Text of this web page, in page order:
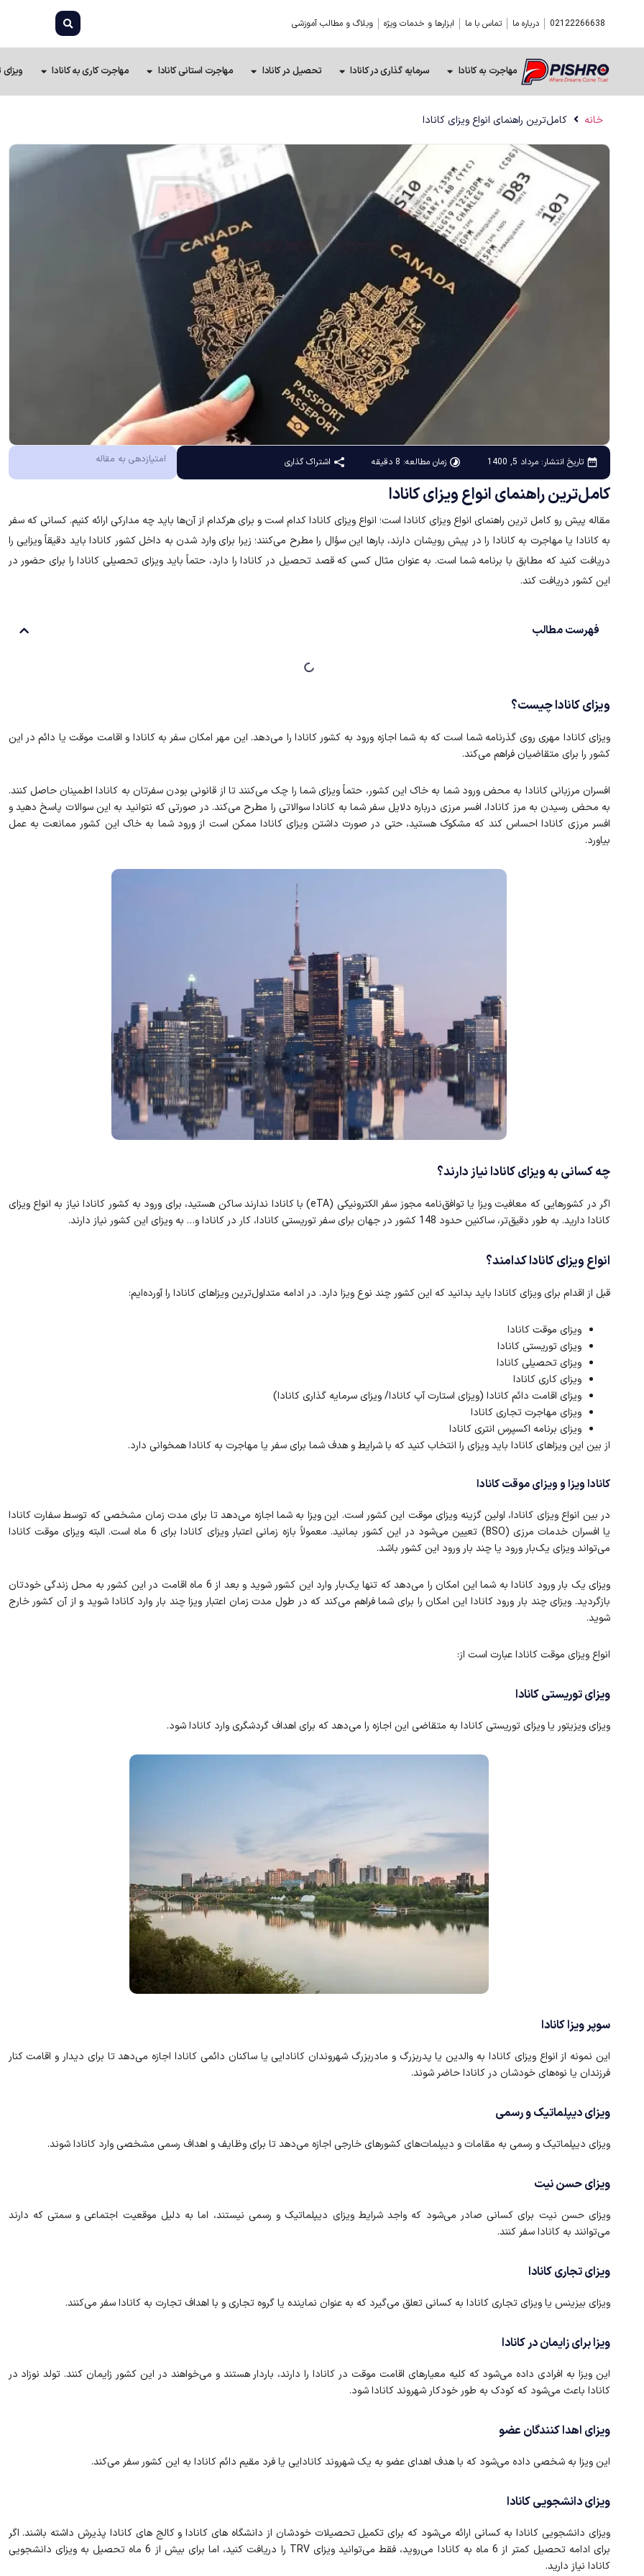
02122266638 درباره ما تماس با ما ابزارها و خدمات ویژه وبلاگ و مطالب آموزشی
مهاجرت به کانادا سرمایه گذاری در کانادا تحصیل در کانادا مهاجرت استانی کانادا مهاجرت کاری به کانادا ویزای
خانه کامل‌ترین راهنمای انواع ویزای کانادا
تاریخ انتشار: مرداد 5, 1400 زمان مطالعه: 8 دقیقه اشتراک گذاری امتیازدهی به مقاله
کامل‌ترین راهنمای انواع ویزای کانادا
مقاله پیش رو کامل ترین راهنمای انواع ویزای کانادا است؛ انواع ویزای کانادا کدام است و برای هرکدام از آن‌ها باید چه مدارکی ارائه کنیم. کسانی که سفر
به کانادا یا مهاجرت به کانادا را در پیش رویشان دارند، بارها این سؤال را مطرح می‌کنند؛ زیرا برای وارد شدن به داخل کشور کانادا باید دقیقاً ویزایی را
دریافت کنید که مطابق با برنامه شما است. به عنوان مثال کسی که قصد تحصیل در کانادا را دارد، حتماً باید ویزای تحصیلی کانادا را برای حضور در
این کشور دریافت کند.
فهرست مطالب
ویزای کانادا چیست؟
ویزای کانادا مهری روی گذرنامه شما است که به شما اجازه ورود به کشور کانادا را می‌دهد. این مهر امکان سفر به کانادا و اقامت موقت یا دائم در این
کشور را برای متقاضیان فراهم می‌کند.
افسران مرزبانی کانادا به محض ورود شما به خاک این کشور، حتماً ویزای شما را چک می‌کنند تا از قانونی بودن سفرتان به کانادا اطمینان حاصل کنند.
به محض رسیدن به مرز کانادا، افسر مرزی درباره دلایل سفر شما به کانادا سوالاتی را مطرح می‌کند. در صورتی که نتوانید به این سوالات پاسخ دهید و
افسر مرزی کانادا احساس کند که مشکوک هستید، حتی در صورت داشتن ویزای کانادا ممکن است از ورود شما به خاک این کشور ممانعت به عمل
بیاورد.
چه کسانی به ویزای کانادا نیاز دارند؟
اگر در کشورهایی که معافیت ویزا یا توافق‌نامه مجوز سفر الکترونیکی (eTA) با کانادا ندارند ساکن هستید، برای ورود به کشور کانادا نیاز به انواع ویزای
کانادا دارید. به طور دقیق‌تر، ساکنین حدود 148 کشور در جهان برای سفر توریستی کانادا، کار در کانادا و… به ویزای این کشور نیاز دارند.
انواع ویزای کانادا کدامند؟
قبل از اقدام برای ویزای کانادا باید بدانید که این کشور چند نوع ویزا دارد. در ادامه متداول‌ترین ویزاهای کانادا را آورده‌ایم:
ویزای موقت کانادا
ویزای توریستی کانادا
ویزای تحصیلی کانادا
ویزای کاری کانادا
ویزای اقامت دائم کانادا (ویزای استارت آپ کانادا/ ویزای سرمایه گذاری کانادا)
ویزای مهاجرت تجاری کانادا
ویزای برنامه اکسپرس انتری کانادا
از بین این ویزاهای کانادا باید ویزای را انتخاب کنید که با شرایط و هدف شما برای سفر یا مهاجرت به کانادا همخوانی دارد.
کانادا ویزا و ویزای موقت کانادا
در بین انواع ویزای کانادا، اولین گزینه ویزای موقت این کشور است. این ویزا به شما اجازه می‌دهد تا برای مدت زمان مشخصی که توسط سفارت کانادا
یا افسران خدمات مرزی (BSO) تعیین می‌شود در این کشور بمانید. معمولاً بازه زمانی اعتبار ویزای کانادا برای 6 ماه است. البته ویزای موقت کانادا
می‌تواند ویزای یک‌بار ورود یا چند بار ورود این کشور باشد.
ویزای یک ‌بار ورود کانادا به شما این امکان را می‌دهد که تنها یک‌بار وارد این کشور شوید و بعد از 6 ماه اقامت در این کشور به محل زندگی خودتان
بازگردید. ویزای چند بار ورود کانادا این امکان را برای شما فراهم می‌کند که در طول مدت زمان اعتبار ویزا چند بار وارد کانادا شوید و از آن کشور خارج
شوید.
انواع ویزای موقت کانادا عبارت است از:
ویزای توریستی کانادا
ویزای ویزیتور یا ویزای توریستی کانادا به متقاضی این اجازه را می‌دهد که برای اهداف گردشگری وارد کانادا شود.
سوپر ویزا کانادا
این نمونه از انواع ویزای کانادا به والدین یا پدربزرگ و مادربزرگ شهروندان کانادایی یا ساکنان دائمی کانادا اجازه می‌دهد تا برای دیدار و اقامت کنار
فرزندان یا نوه‌های خودشان در کانادا حاضر شوند.
ویزای دیپلماتیک و رسمی
ویزای دیپلماتیک و رسمی به مقامات و دیپلمات‌های کشورهای خارجی اجازه می‌دهد تا برای وظایف و اهداف رسمی مشخصی وارد کانادا شوند.
ویزای حسن نیت
ویزای حسن نیت برای کسانی صادر می‌شود که واجد شرایط ویزای دیپلماتیک و رسمی نیستند، اما به دلیل موقعیت اجتماعی و سمتی که دارند
می‌توانند به کانادا سفر کنند.
ویزای تجاری کانادا
ویزای بیزینس یا ویزای تجاری کانادا به کسانی تعلق می‌گیرد که به عنوان نماینده یا گروه تجاری و با اهداف تجارت به کانادا سفر می‌کنند.
ویزا برای زایمان در کانادا
این ویزا به افرادی داده می‌شود که کلیه معیارهای اقامت موقت در کانادا را دارند، باردار هستند و می‌خواهند در این کشور زایمان کنند. تولد نوزاد در
کانادا باعث می‌شود که کودک به طور خودکار شهروند کانادا شود.
ویزای اهدا کنندگان عضو
این ویزا به شخصی داده می‌شود که با هدف اهدای عضو به یک شهروند کانادایی یا فرد مقیم دائم کانادا به این کشور سفر می‌کند.
ویزای دانشجویی کانادا
ویزای دانشجویی کانادا به کسانی ارائه می‌شود که برای تکمیل تحصیلات خودشان از دانشگاه‌ های کانادا و کالج ‌های کانادا پذیرش داشته باشند. اگر
برای ادامه تحصیل کمتر از 6 ماه به کانادا می‌روید، فقط می‌توانید ویزای TRV را دریافت کنید، اما برای بیش از 6 ماه تحصیل به ویزای دانشجویی
کانادا نیاز دارید.